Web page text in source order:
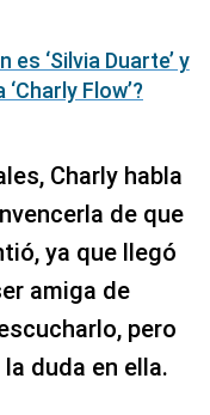
es ‘Silvia Duarte’ y
Flow’?
Charly habla
de que
ya que llegó
amiga de
pero
duda en ella.